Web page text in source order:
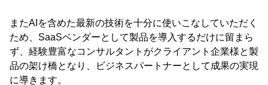
またAIを含めた最新の技術を十分に使いこなしていただく
ため、SaaSベンダーとして製品を導入するだけに留まら
ず、経験豊富なコンサルタントがクライアント企業様と製
品の架け橋となり、ビジネスパートナーとして成果の実現
に導きます。